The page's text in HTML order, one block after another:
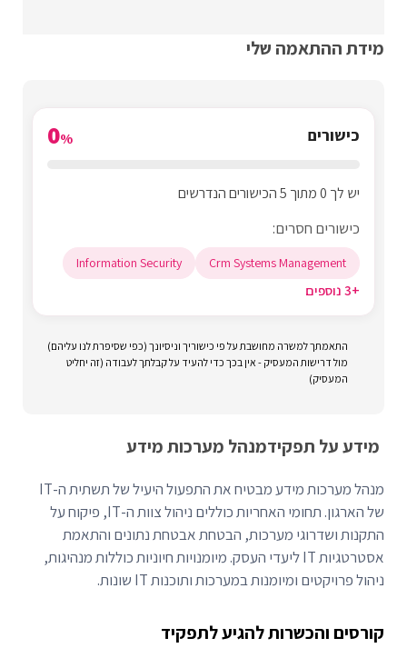
מידת ההתאמה שלי
כישורים 0%
יש לך 0 מתוך 5 הכישורים הנדרשים
כישורים חסרים:
Crm Systems Management
Information Security
+3 נוספים
התאמתך למשרה מחושבת על פי כישוריך וניסיונך (כפי שסיפרת לנו עליהם)
מול דרישות המעסיק - אין בכך כדי להעיד על קבלתך לעבודה (זה יחליט
המעסיק)
מידע על תפקידמנהל מערכות מידע
מנהל מערכות מידע מבטיח את התפעול היעיל של תשתית ה-IT
של הארגון. תחומי האחריות כוללים ניהול צוות ה-IT, פיקוח על
התקנות ושדרוגי מערכות, הבטחת אבטחת נתונים והתאמת
אסטרטגיות IT ליעדי העסק. מיומנויות חיוניות כוללות מנהיגות,
ניהול פרויקטים ומיומנות במערכות ותוכנות IT שונות.
קורסים והכשרות להגיע לתפקיד